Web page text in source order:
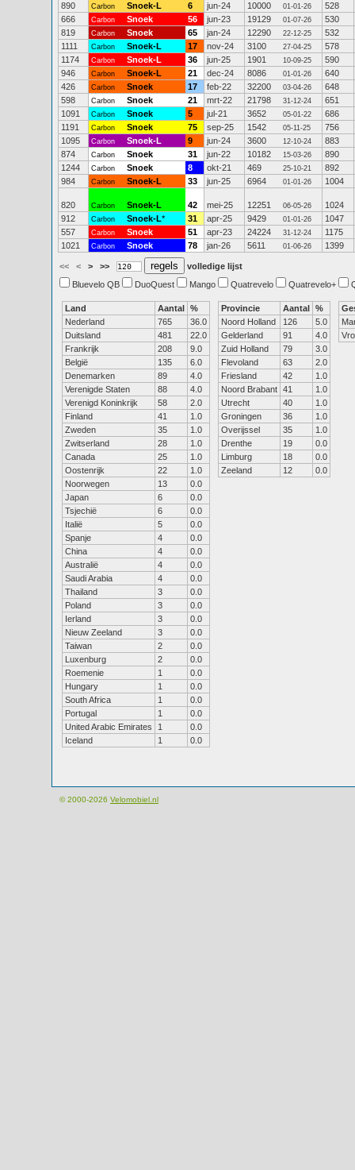
890
Carbon Snoek-L 6 jun-24 10000 01-01-26
528
666
Carbon Snoek 56 jun-23 19129 01-07-26
530
819
Carbon Snoek 65 jan-24 12290 22-12-25
532
1111
Carbon Snoek-L 17 nov-24 3100 27-04-25
578
1174
Carbon Snoek-L 36 jun-25 1901 10-09-25
590
946
Carbon Snoek-L 21 dec-24 8086 01-01-26
640
426
Carbon Snoek 17 feb-22 32200 03-04-26
648
598
Carbon Snoek 21 mrt-22 21798 31-12-24
651
1091
Carbon Snoek 5 jul-21 3652 05-01-22
686
1191
Carbon Snoek 75 sep-25 1542 05-11-25
756
1095
Carbon Snoek-L 9 jun-24 3600 12-10-24
883
874
Carbon Snoek 31 jun-22 10182 15-03-26
890
1244
Carbon Snoek 8 okt-21 469 25-10-21
892
984
Carbon Snoek-L 33 jun-25 6964 01-01-26 1004
820 Carbon Snoek-L 42 mei-25 12251 06-05-26
1024
912
Carbon Snoek-L* 31 apr-25 9429 01-01-26
1047
557
Carbon Snoek 51 apr-23 24224 31-12-24
1175
1021
Carbon Snoek 78 jan-26 5611 01-06-26 1399
<< < > >>
volledige lijst
Bluevelo QB
DuoQuest Mango Quatrevelo Quatrevelo+
Land Aantal %
Nederland
765
36.0
Duitsland
481
22.0
Frankrijk
208
9.0
België
135
6.0
Denemarken
89
4.0
Verenigde Staten
88
4.0
Verenigd Koninkrijk
58
2.0
Finland
41
1.0
Zweden
35
1.0
Zwitserland
28
1.0
Canada
25
1.0
Oostenrijk
22
1.0
Noorwegen
13
0.0
Japan
6
0.0
Tsjechië
6
0.0
Italië
5
0.0
Spanje
4
0.0
China
4
0.0
Australië
4
0.0
Saudi Arabia
4
0.0
Thailand
3
0.0
Poland
3
0.0
Ierland
3
0.0
Nieuw Zeeland
3
0.0
Taiwan
2
0.0
Luxenburg
2
0.0
Roemenie
1
0.0
Hungary
1
0.0
South Africa
1
0.0
Portugal
1
0.0
United Arabic Emirates
1
0.0
Iceland
1 0.0
Provincie Aantal %
Noord Holland
126
5.0
Gelderland
91
4.0
Zuid Holland
79
3.0
Flevoland
63
2.0
Friesland
42
1.0
Noord Brabant 41
1.0
Utrecht
40
1.0
Groningen
36
1.0
Overijssel
35
1.0
Drenthe
19
0.0
Limburg
18
0.0
Zeeland
12 0.0
© 2000-2026 Velomobiel.nl